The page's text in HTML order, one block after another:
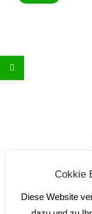
Cokkie
Diese Website